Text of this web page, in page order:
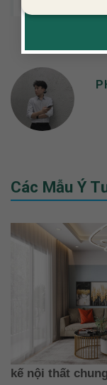
Các Mẫu Ý
kế nội thất